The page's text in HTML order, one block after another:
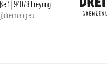
1 | 94078 Freyung